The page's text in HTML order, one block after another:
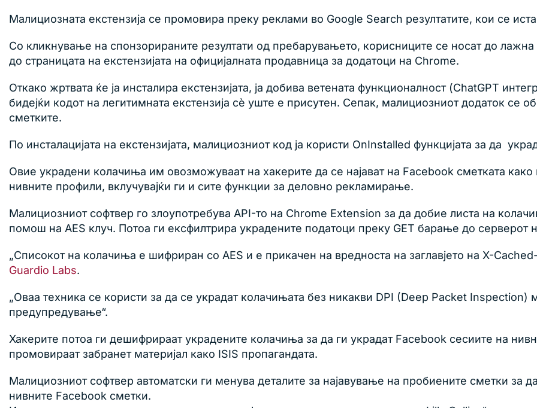
Малициозната екстензија се промовира преку реклами во Google Search резултатите, кои се
Со кликнување на спонзорираните резултати од пребарувањето, корисниците се носат до лажна
до страницата на екстензијата на официјалната продавница за додатоци на Chrome.
Откако жртвата ќе ја инсталира екстензијата, ја добива ветената функционалност (ChatGPT
бидејќи кодот на легитимната екстензија сè уште е присутен. Сепак, малициозниот додаток се
сметките.
По инсталацијата на екстензијата, малициозниот код ја користи OnInstalled функцијата за да
Овие украдени колачиња им овозможуваат на хакерите да се најават на Facebook сметката
нивните профили, вклучувајќи ги и сите функции за деловно рекламирање.
Малициозниот софтвер го злоупотребува API-то на Chrome Extension за да добие листа на
помош на AES клуч. Потоа ги ексфилтрира украдените податоци преку GET барање до серверот
„Списокот на колачиња е шифриран со AES и е прикачен на вредноста на заглавјето на X-
Guardio Labs.
„Оваа техника се користи за да се украдат колачињата без никакви DPI (Deep Packet Inspection)
предупредување“.
Хакерите потоа ги дешифрираат украдените колачиња за да ги украдат Facebook сесиите на
промовираат забранет материјал како ISIS пропагандата.
Малициозниот софтвер автоматски ги менува деталите за најавување на пробиените сметки за
нивните Facebook сметки.